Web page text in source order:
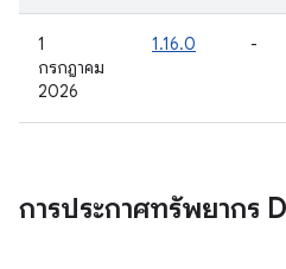
1
กรกฎาคม
2026
1.16.0 -
การประกาศทรัพยากร